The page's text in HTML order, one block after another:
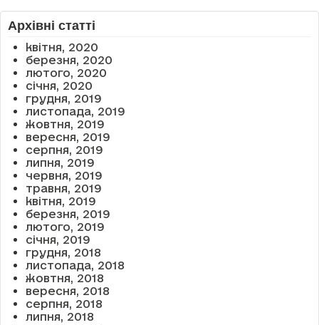
Архівні статті
квітня, 2020
березня, 2020
лютого, 2020
січня, 2020
грудня, 2019
листопада, 2019
жовтня, 2019
вересня, 2019
серпня, 2019
липня, 2019
червня, 2019
травня, 2019
квітня, 2019
березня, 2019
лютого, 2019
січня, 2019
грудня, 2018
листопада, 2018
жовтня, 2018
вересня, 2018
серпня, 2018
липня, 2018